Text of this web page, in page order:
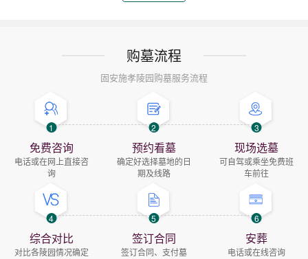
购墓流程
固安施孝陵园购墓服务流程
1
免费咨询
电话或在网上直接咨
询
2
预约看墓
确定好选择墓地的日
期及线路
3
现场选墓
可自驾或乘坐免费班
车前往
4
综合对比
对比各陵园情况确定
5
签订合同
签订合同、支付墓
6
安葬
电话或在线咨询